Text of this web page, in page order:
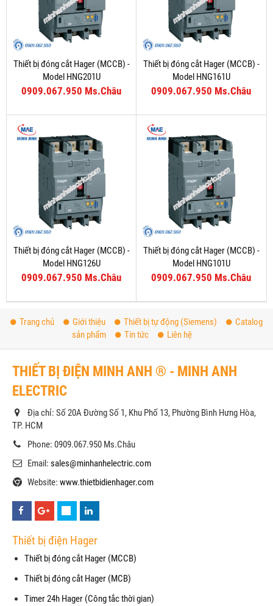
Thiết bị đóng cắt Hager (MCCB) -
Model HNG201U
0909.067.950 Ms.Châu
Thiết bị đóng cắt Hager (MCCB) -
Model HNG161U
0909.067.950 Ms.Châu
Thiết bị đóng cắt Hager (MCCB) -
Model HNG126U
0909.067.950 Ms.Châu
Thiết bị đóng cắt Hager (MCCB) -
Model HNG101U
0909.067.950 Ms.Châu
Trang chủ Giới thiệu Thiết bị tự động (Siemens)
Catalog
sản phẩm
Tin tức Liên hệ
THIẾT BỊ ĐIỆN MINH ANH ® - MINH ANH
ELECTRIC
Địa chỉ: Số 20A Đường Số 1, Khu Phố 13, Phường Bình Hưng Hòa,
TP. HCM
Phone: 0909.067.950 Ms.Châu
Email: sales@minhanhelectric.com
Website: www.thietbidienhager.com
Thiết bị điện Hager
Thiết bị đóng cắt Hager (MCCB)
Thiết bị đóng cắt Hager (MCB)
Timer 24h Hager (Công tắc thời gian)